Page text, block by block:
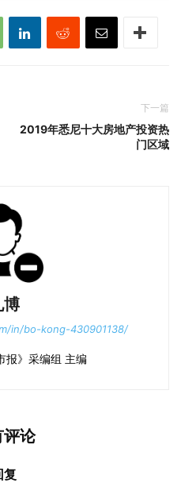
下一篇
2019年悉尼十大房地产投资热
门区域
博
in/bo-kong-430901138/
报》采编组 主编
评论
复